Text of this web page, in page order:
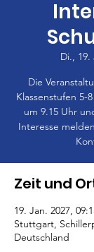
Di., 19.
Die
Klassenstufen 5-
um 9.15 Uhr
Interesse
Zeit und
19. Jan. 2027,
Stuttgart,
Deutschland